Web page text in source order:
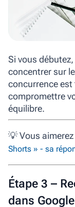
Si vous
concentrer sur
concurrence
compromettre
équilibre.
💡Vous
Shorts » - sa
Étape 3 –
dans Google